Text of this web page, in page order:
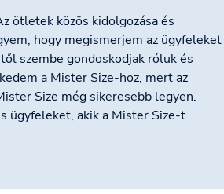
ötletek közös kidolgozása és
hogy megismerjem az ügyfeleket
szembe gondoskodjak róluk és
a Mister Size-hoz, mert az
Size még sikeresebb legyen.
ügyfeleket, akik a Mister Size-t